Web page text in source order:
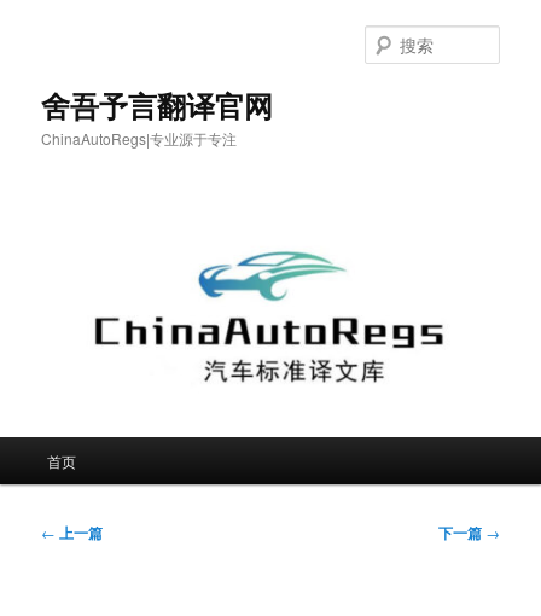
舍吾予言翻译官网
ChinaAutoRegs|专业源于专注
索
首页
文
← 上一篇 下一篇 →